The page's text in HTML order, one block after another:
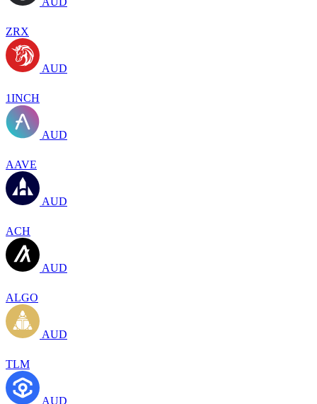
ZRX
AUD
1INCH
AUD
AAVE
AUD
ACH
AUD
ALGO
AUD
TLM
AUD